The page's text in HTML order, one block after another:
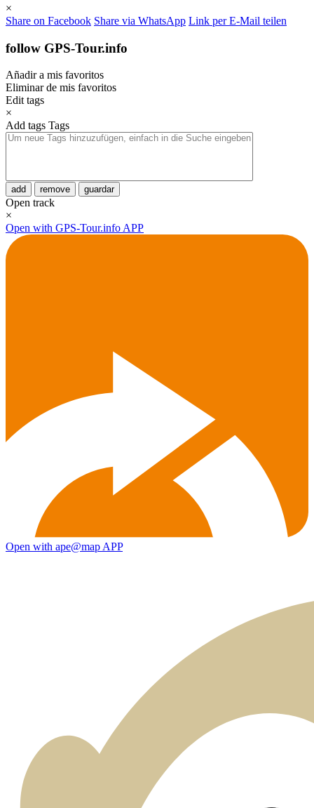
×
Share on Facebook Share via WhatsApp Link per E-Mail teilen
follow GPS-Tour.info
Añadir a mis favoritos
Eliminar de mis favoritos
Edit tags
×
Add tags Tags
add remove guardar
Open track
×
Open with GPS-Tour.info APP
Open with ape@map APP